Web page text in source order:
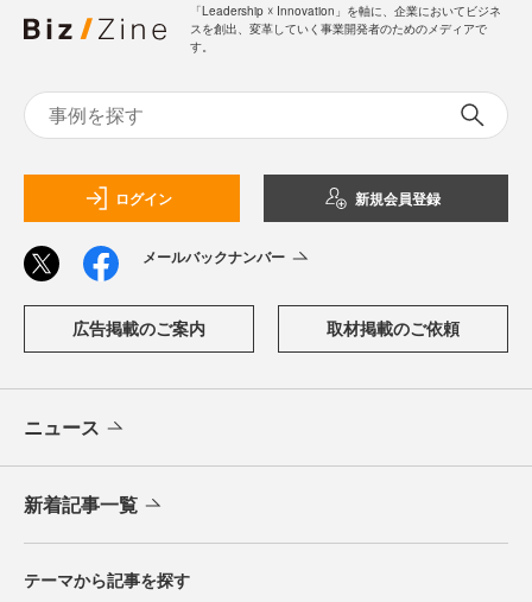
「Leadership ☓ Innovation」を軸に、企業においてビジネ
スを創出、変革していく事業開発者のためのメディアで
す。
ログイン 新規会員登録
メールバックナンバー
広告掲載のご案内 取材掲載のご依頼
ニュース
新着記事一覧
テーマから記事を探す